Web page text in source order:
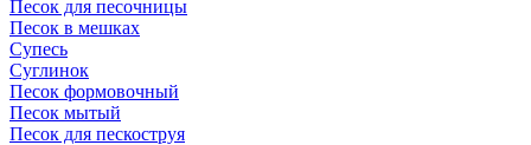
Песок для песочницы
Песок в мешках
Супесь
Суглинок
Песок формовочный
Песок мытый
Песок для пескоструя